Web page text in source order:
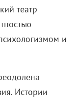
театр
и
Истории